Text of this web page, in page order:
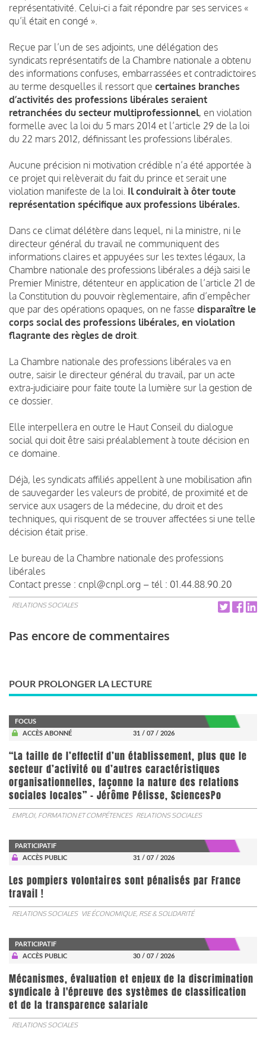
représentativité. Celui-ci a fait répondre par ses services «
qu’il était en congé ».
Reçue par l’un de ses adjoints, une délégation des
syndicats représentatifs de la Chambre nationale a obtenu
des informations confuses, embarrassées et contradictoires
au terme desquelles il ressort que certaines branches
d’activités des professions libérales seraient
retranchées du secteur multiprofessionnel, en violation
formelle avec la loi du 5 mars 2014 et l’article 29 de la loi
du 22 mars 2012, définissant les professions libérales.
Aucune précision ni motivation crédible n’a été apportée à
ce projet qui relèverait du fait du prince et serait une
violation manifeste de la loi. Il conduirait à ôter toute
représentation spécifique aux professions libérales.
Dans ce climat délétère dans lequel, ni la ministre, ni le
directeur général du travail ne communiquent des
informations claires et appuyées sur les textes légaux, la
Chambre nationale des professions libérales a déjà saisi le
Premier Ministre, détenteur en application de l’article 21 de
la Constitution du pouvoir règlementaire, afin d’empêcher
que par des opérations opaques, on ne fasse disparaître le
corps social des professions libérales, en violation
flagrante des règles de droit
La Chambre nationale des professions libérales va en
outre, saisir le directeur général du travail, par un acte
extra-judiciaire pour faite toute la lumière sur la gestion de
ce dossier.
Elle interpellera en outre le Haut Conseil du dialogue
social qui doit être saisi préalablement à toute décision en
ce domaine.
Déjà, les syndicats affiliés appellent à une mobilisation afin
de sauvegarder les valeurs de probité, de proximité et de
service aux usagers de la médecine, du droit et des
techniques, qui risquent de se trouver affectées si une telle
décision était prise.
Le bureau de la Chambre nationale des professions
libérales
Contact presse : cnpl@cnpl.org – tél : 01.44.88.90.20
RELATIONS SOCIALES
Pas encore de commentaires
POUR PROLONGER LA LECTURE
FOCUS
ACCÈS ABONNÉ
31 / 07 / 2026
“La taille de l’effectif d’un établissement, plus que le
secteur d’activité ou d’autres caractéristiques
organisationnelles, façonne la nature des relations
sociales locales” - Jérôme Pélisse, SciencesPo
EMPLOI, FORMATION ET COMPÉTENCES RELATIONS SOCIALES
PARTICIPATIF
ACCÈS PUBLIC
31 / 07 / 2026
Les pompiers volontaires sont pénalisés par France
travail !
RELATIONS SOCIALES VIE ÉCONOMIQUE, RSE & SOLIDARITÉ
PARTICIPATIF
ACCÈS PUBLIC
30 / 07 / 2026
Mécanismes, évaluation et enjeux de la discrimination
syndicale à l'épreuve des systèmes de classification
et de la transparence salariale
RELATIONS SOCIALES